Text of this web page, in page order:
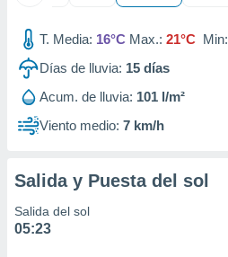
T. Media: 16°C Max.: 21°C Min:
Días de lluvia: 15 días
Acum. de lluvia: 101 l/m²
Viento medio: 7 km/h
Salida y Puesta del sol
Salida del sol
05:23